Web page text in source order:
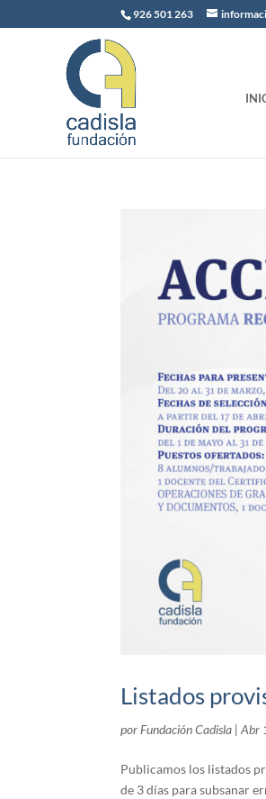
926 501 263
Listados
por Fundación Cadisla |Abr
Publicamos los listados
de 3 días para subsanar